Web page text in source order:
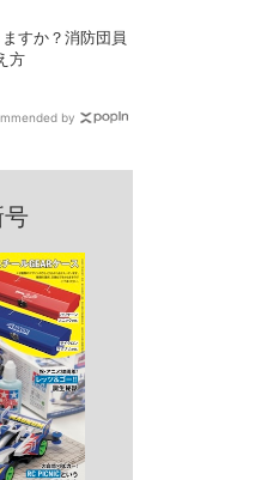
すか？消防団員
方
by